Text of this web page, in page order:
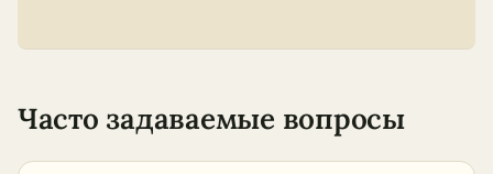
Часто задаваемые вопросы